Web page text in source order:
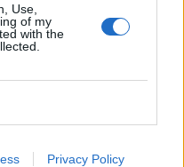
Use,
of my
with the
Privacy Policy
– Πώς θα